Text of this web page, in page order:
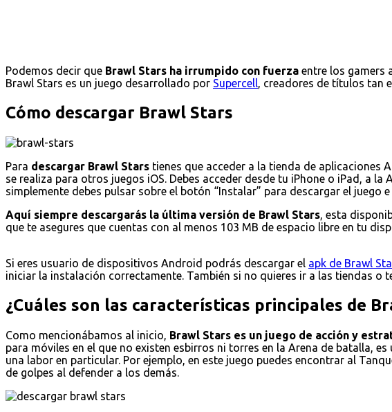
Podemos decir que Brawl Stars ha irrumpido con fuerza entre los gamers
Brawl Stars es un juego desarrollado por Supercell, creadores de títulos tan
Cómo descargar Brawl Stars
Para descargar Brawl Stars tienes que acceder a la tienda de aplicaciones
se realiza para otros juegos iOS. Debes acceder desde tu iPhone o iPad, a
simplemente debes pulsar sobre el botón “Instalar” para descargar el juego
Aquí siempre descargarás la última versión de Brawl Stars, esta
que te asegures que cuentas con al menos 103 MB de espacio libre en tu
Si eres usuario de dispositivos Android podrás descargar el apk de Brawl
iniciar la instalación correctamente. También si no quieres ir a las tiendas o
¿Cuáles son las características principales de
Como mencionábamos al inicio, Brawl Stars es un juego de acción y
para móviles en el que no existen esbirros ni torres en la Arena de batalla,
una labor en particular. Por ejemplo, en este juego puedes encontrar al
de golpes al defender a los demás.